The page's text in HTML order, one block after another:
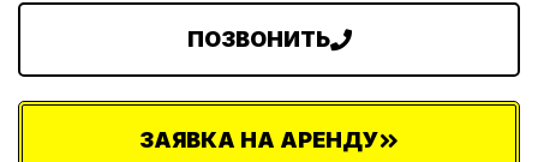
ПОЗВОНИТЬ
ЗАЯВКА НА АРЕНДУ